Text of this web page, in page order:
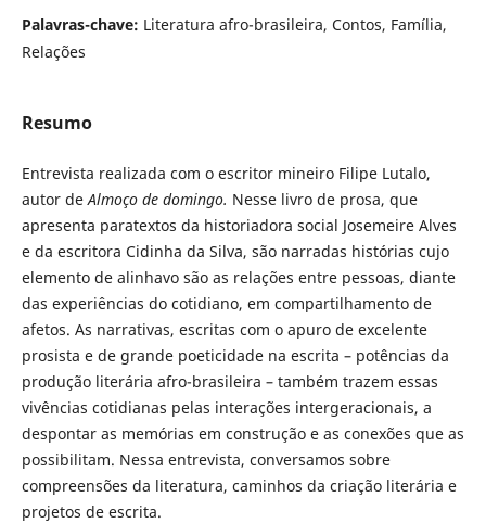
Palavras-chave: Literatura afro-brasileira, Contos, Família,
Relações
Resumo
Entrevista realizada com o escritor mineiro Filipe Lutalo,
autor de Almoço de domingo. Nesse livro de prosa, que
apresenta paratextos da historiadora social Josemeire Alves
e da escritora Cidinha da Silva, são narradas histórias cujo
elemento de alinhavo são as relações entre pessoas, diante
das experiências do cotidiano, em compartilhamento de
afetos. As narrativas, escritas com o apuro de excelente
prosista e de grande poeticidade na escrita – potências da
produção literária afro-brasileira – também trazem essas
vivências cotidianas pelas interações intergeracionais, a
despontar as memórias em construção e as conexões que as
possibilitam. Nessa entrevista, conversamos sobre
compreensões da literatura, caminhos da criação literária e
projetos de escrita.